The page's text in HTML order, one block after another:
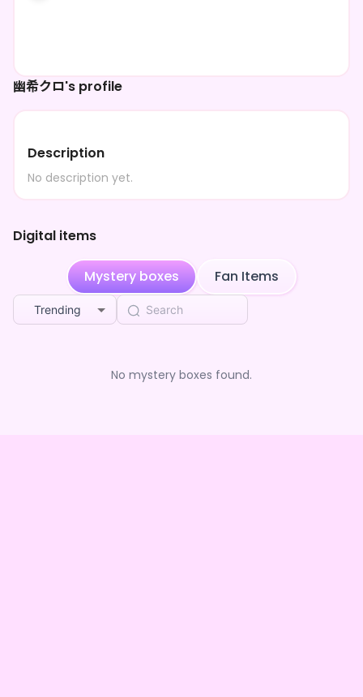
幽希クロ's profile
Description
No description yet.
Digital items
Mystery boxes Fan Items
Trending
No mystery boxes found.